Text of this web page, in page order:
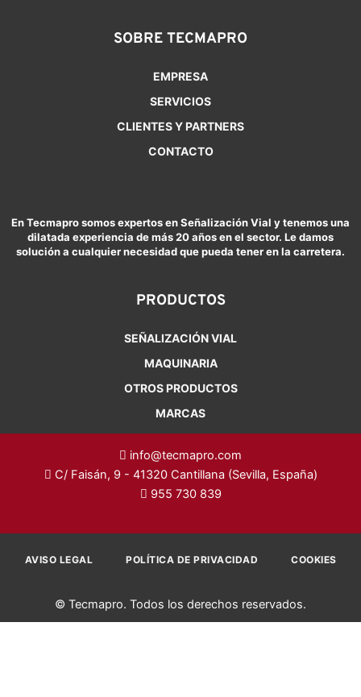
SOBRE TECMAPRO
EMPRESA
SERVICIOS
CLIENTES Y PARTNERS
CONTACTO
En Tecmapro somos expertos en Señalización Vial y tenemos una
dilatada experiencia de más 20 años en el sector. Le damos
solución a cualquier necesidad que pueda tener en la carretera.
PRODUCTOS
SEÑALIZACIÓN VIAL
MAQUINARIA
OTROS PRODUCTOS
MARCAS
info@tecmapro.com
C/ Faisán, 9 - 41320 Cantillana (Sevilla, España)
955 730 839
© Tecmapro. Todos los derechos reservados.
AVISO LEGAL POLÍTICA DE PRIVACIDAD COOKIES